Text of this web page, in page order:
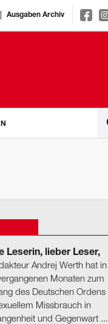
Ausgaben Archiv
Leserin, lieber Leser,
Andrej Werth hat in
Monaten zum
des Deutschen Ordens
Missbrauch in
und Gegenwart ...